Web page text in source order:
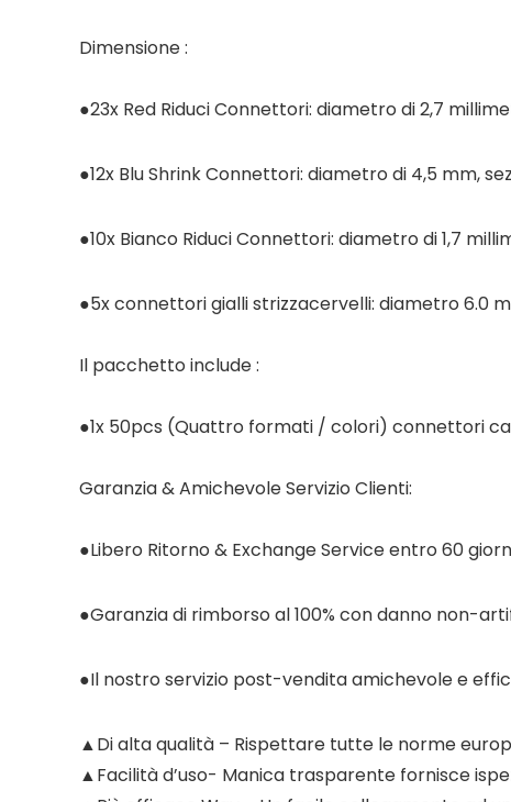
Dimensione :
●23x Red Riduci Connettori: diametro di 2,7
●12x Blu Shrink Connettori: diametro di 4,5 mm,
●10x Bianco Riduci Connettori: diametro di 1,7
●5x connettori gialli strizzacervelli: diametro 6.0
Il pacchetto include :
●1x 50pcs (Quattro formati / colori) connettori
Garanzia & Amichevole Servizio Clienti:
●Libero Ritorno & Exchange Service entro 60
●Garanzia di rimborso al 100% con danno non-
●Il nostro servizio post-vendita amichevole e
▲Di alta qualità – Rispettare tutte le norme
▲Facilità d’uso- Manica trasparente fornisce